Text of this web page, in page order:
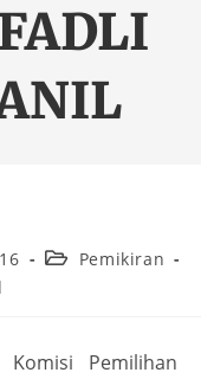
Pemikiran
Pemilihan